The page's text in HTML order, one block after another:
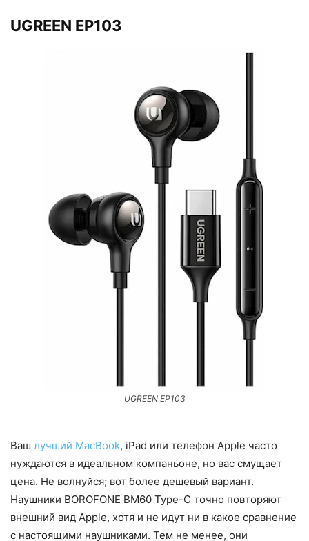
UGREEN EP103
UGREEN EP103
Ваш лучший MacBook, iPad или телефон Apple часто
нуждаются в идеальном компаньоне, но вас смущает
цена. Не волнуйся; вот более дешевый вариант.
Наушники BOROFONE BM60 Type-C точно повторяют
внешний вид Apple, хотя и не идут ни в какое сравнение
с настоящими наушниками. Тем не менее, они